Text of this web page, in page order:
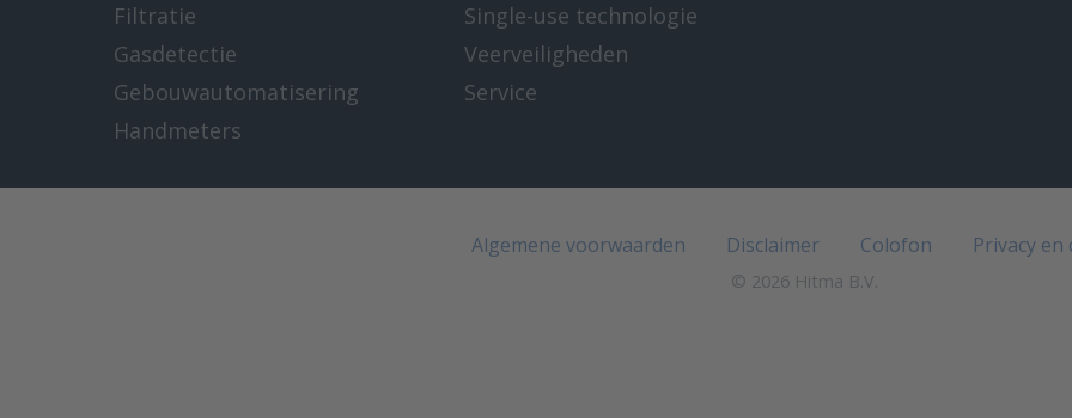
Filtratie
Gasdetectie
Gebouwautomatisering
Handmeters
Single-use technologie
Veerveiligheden
Service
Algemene voorwaarden Disclaimer Colofon Privacy en
© 2026 Hitma B.V.